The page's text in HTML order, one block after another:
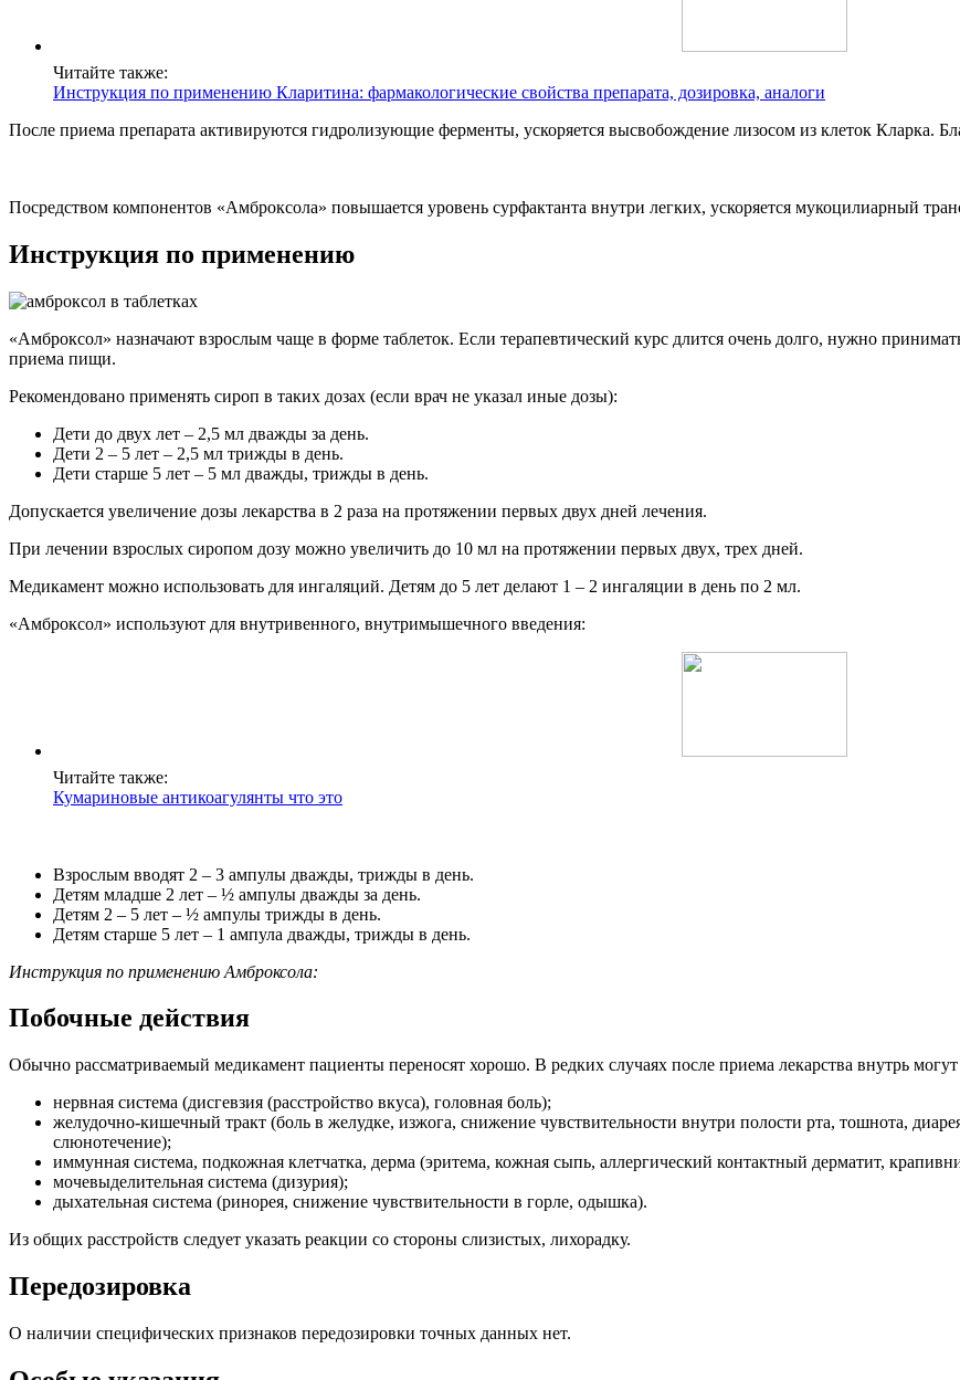
Читайте также:
Инструкция по применению Кларитина: фармакологические свойства препарата, дозировка, аналоги
После приема препарата активируются гидролизующие ферменты, ускоряется высвобождение лизосом из клеток Кларка.
Посредством компонентов «Амброксола» повышается уровень сурфактанта внутри легких, ускоряется мукоцилиарный
Инструкция по применению
«Амброксол» назначают взрослым чаще в форме таблеток. Если терапевтический курс длится очень долго, нужно
приема пищи.
Рекомендовано применять сироп в таких дозах (если врач не указал иные дозы):
Дети до двух лет – 2,5 мл дважды за день.
Дети 2 – 5 лет – 2,5 мл трижды в день.
Дети старше 5 лет – 5 мл дважды, трижды в день.
Допускается увеличение дозы лекарства в 2 раза на протяжении первых двух дней лечения.
При лечении взрослых сиропом дозу можно увеличить до 10 мл на протяжении первых двух, трех дней.
Медикамент можно использовать для ингаляций. Детям до 5 лет делают 1 – 2 ингаляции в день по 2 мл.
«Амброксол» используют для внутривенного, внутримышечного введения:
Читайте также:
Кумариновые антикоагулянты что это
Взрослым вводят 2 – 3 ампулы дважды, трижды в день.
Детям младше 2 лет – ½ ампулы дважды за день.
Детям 2 – 5 лет – ½ ампулы трижды в день.
Детям старше 5 лет – 1 ампула дважды, трижды в день.
Инструкция по применению Амброксола:
Побочные действия
Обычно рассматриваемый медикамент пациенты переносят хорошо. В редких случаях после приема лекарства внутрь
нервная система (дисгевзия (расстройство вкуса), головная боль);
желудочно-кишечный тракт (боль в желудке, изжога, снижение чувствительности внутри полости рта, тошнота,
слюнотечение);
иммунная система, подкожная клетчатка, дерма (эритема, кожная сыпь, аллергический контактный дерматит,
мочевыделительная система (дизурия);
дыхательная система (ринорея, снижение чувствительности в горле, одышка).
Из общих расстройств следует указать реакции со стороны слизистых, лихорадку.
Передозировка
О наличии специфических признаков передозировки точных данных нет.